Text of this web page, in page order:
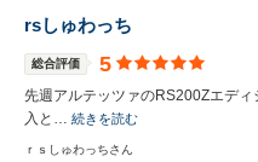
rsしゅわっち
総合評価 5
先週アルテッツァのRS200Zエデ
入と… 続きを読む
ｒｓしゅわっちさん